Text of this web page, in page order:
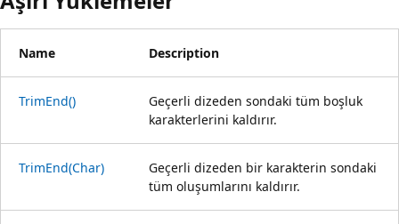
Name Description
TrimEnd()
Geçerli dizeden sondaki tüm boşluk
karakterlerini kaldırır.
TrimEnd(Char)
Geçerli dizeden bir karakterin sondaki
tüm oluşumlarını kaldırır.